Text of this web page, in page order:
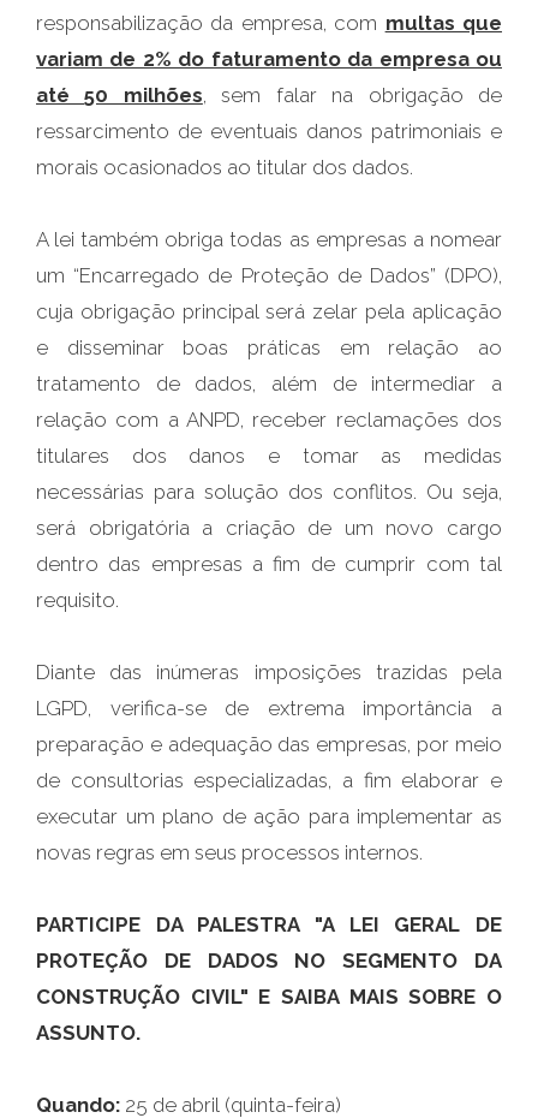
responsabilização da empresa, com multas que
variam de 2% do faturamento da empresa ou
até 50 milhões, sem falar na obrigação de
ressarcimento de eventuais danos patrimoniais e
morais ocasionados ao titular dos dados.
A lei também obriga todas as empresas a nomear
um “Encarregado de Proteção de Dados” (DPO),
cuja obrigação principal será zelar pela aplicação
e disseminar boas práticas em relação ao
tratamento de dados, além de intermediar a
relação com a ANPD, receber reclamações dos
titulares dos danos e tomar as medidas
necessárias para solução dos conflitos. Ou seja,
será obrigatória a criação de um novo cargo
dentro das empresas a fim de cumprir com tal
requisito.
Diante das inúmeras imposições trazidas pela
LGPD, verifica-se de extrema importância a
preparação e adequação das empresas, por meio
de consultorias especializadas, a fim elaborar e
executar um plano de ação para implementar as
novas regras em seus processos internos.
PARTICIPE DA PALESTRA "A LEI GERAL DE
PROTEÇÃO DE DADOS NO SEGMENTO DA
CONSTRUÇÃO CIVIL" E SAIBA MAIS SOBRE O
ASSUNTO.
Quando: 25 de abril (quinta-feira)